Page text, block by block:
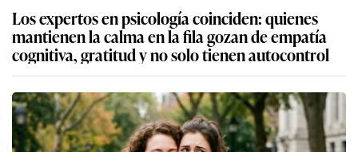
Los expertos en psicología coinciden: quienes
mantienen la calma en la fila gozan de empatía
cognitiva, gratitud y no solo tienen autocontrol